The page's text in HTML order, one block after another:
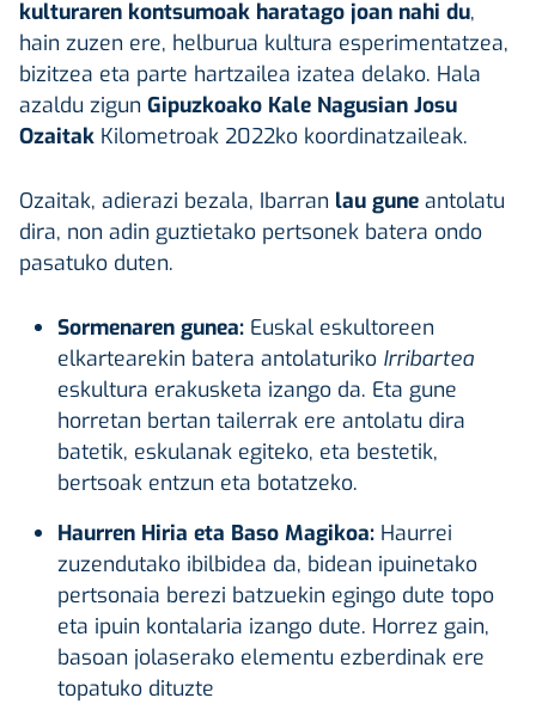
kulturaren kontsumoak haratago joan nahi du,
hain zuzen ere, helburua kultura esperimentatzea,
bizitzea eta parte hartzailea izatea delako. Hala
azaldu zigun Gipuzkoako Kale Nagusian Josu
Ozaitak Kilometroak 2022ko koordinatzaileak.
Ozaitak, adierazi bezala, Ibarran lau gune antolatu
dira, non adin guztietako pertsonek batera ondo
pasatuko duten.
Sormenaren gunea: Euskal eskultoreen
elkartearekin batera antolaturiko Irribartea
eskultura erakusketa izango da. Eta gune
horretan bertan tailerrak ere antolatu dira
batetik, eskulanak egiteko, eta bestetik,
bertsoak entzun eta botatzeko.
Haurren Hiria eta Baso Magikoa: Haurrei
zuzendutako ibilbidea da, bidean ipuinetako
pertsonaia berezi batzuekin egingo dute topo
eta ipuin kontalaria izango dute. Horrez gain,
basoan jolaserako elementu ezberdinak ere
topatuko dituzte